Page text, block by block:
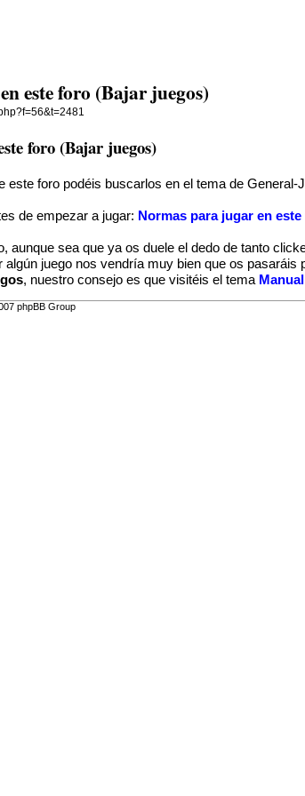
este foro (Bajar juegos)
foro (Bajar juegos)
este foro podéis buscarlos en el tema de
de empezar a jugar: Normas para jugar en
aunque sea que ya os duele el dedo de tanto
algún juego nos vendría muy bien que os pasaráis
, nuestro consejo es que visitéis el tema
phpBB Group